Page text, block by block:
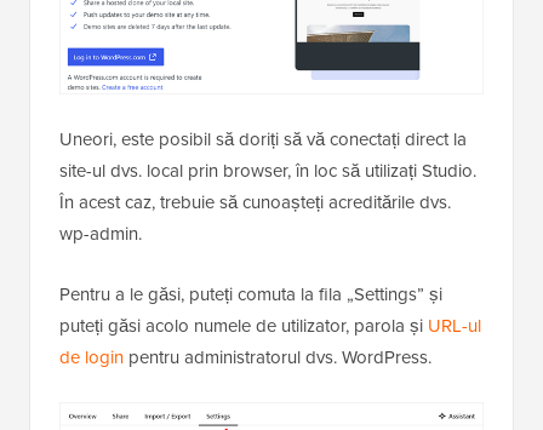
Uneori, este posibil să doriți să vă conectați direct la
site-ul dvs. local prin browser, în loc să utilizați Studio.
În acest caz, trebuie să cunoașteți acreditările dvs.
wp-admin.
Pentru a le găsi, puteți comuta la fila „Settings” și
puteți găsi acolo numele de utilizator, parola și URL-ul
de login pentru administratorul dvs. WordPress.